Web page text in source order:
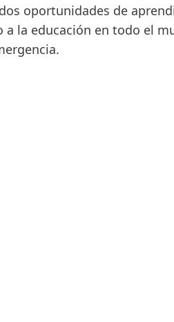
oportunidades de
la educación en todo el